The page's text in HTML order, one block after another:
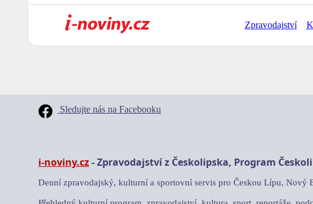
Zpravodajství
Sledujte nás na Facebooku
i-noviny.cz- Zpravodajství z Českolipska, Program
Denní zpravodajský, kulturní a sportovní servis pro Českou Lípu, Nový